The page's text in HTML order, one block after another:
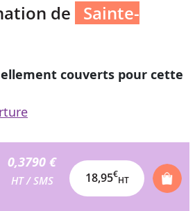
de
Sainte-
couverts pour cette
0,3790 €
HT / SMS 18,95€
HT